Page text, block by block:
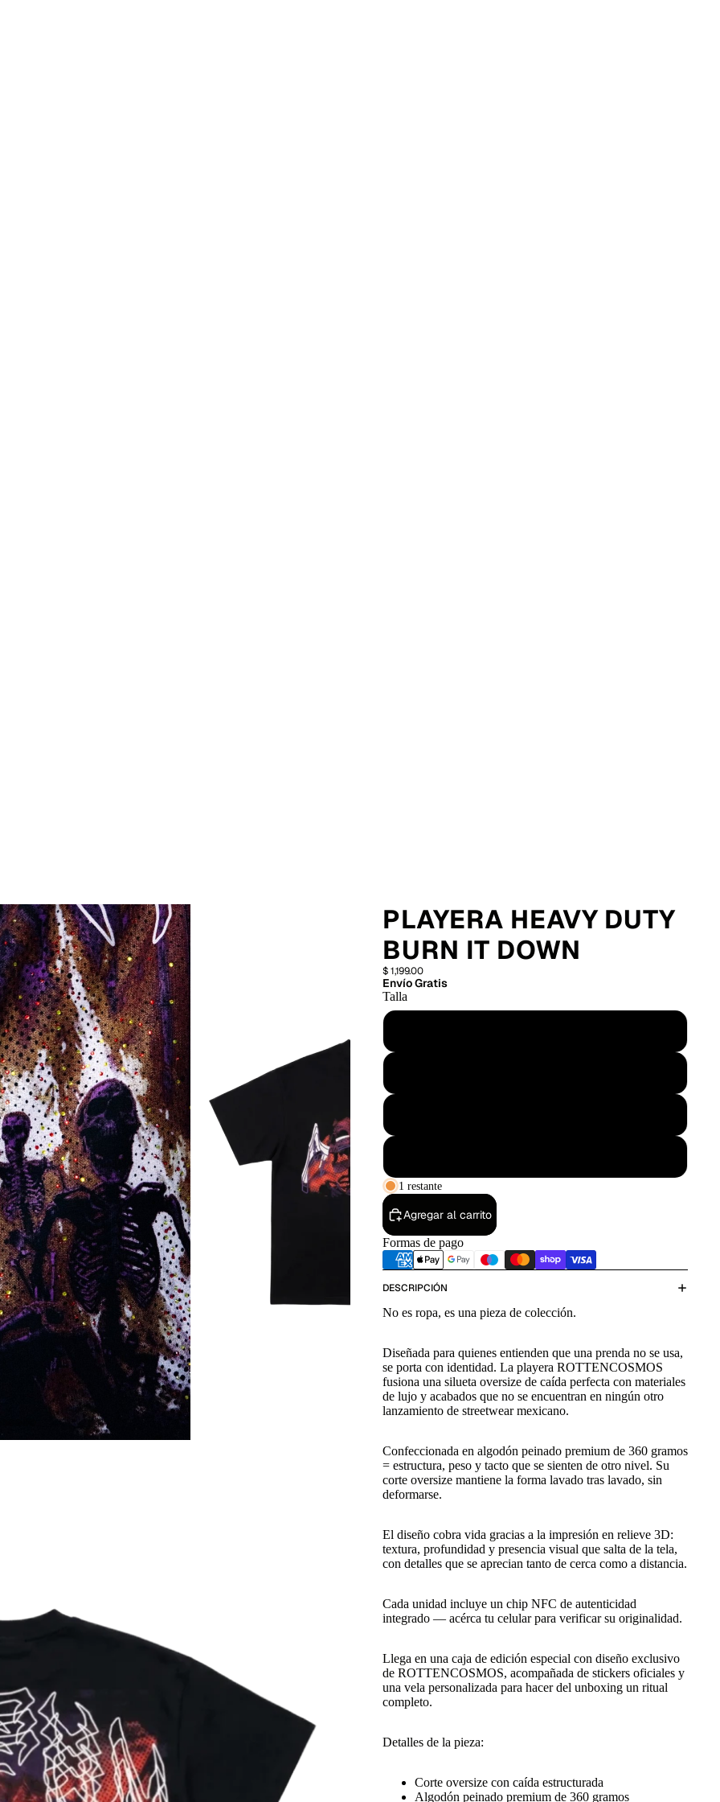
PLAYERA HEAVY DUTY
BURN IT DOWN
$ 1,199.00
Envío Gratis
Talla
1 restante
Agregar al carrito
Formas de pago
DESCRIPCIÓN
No es ropa, es una pieza de colección.
Diseñada para quienes entienden que una prenda no se usa,
se porta con identidad. La playera ROTTENCOSMOS
fusiona una silueta oversize de caída perfecta con materiales
de lujo y acabados que no se encuentran en ningún otro
lanzamiento de streetwear mexicano.
Confeccionada en algodón peinado premium de 360 gramos
= estructura, peso y tacto que se sienten de otro nivel. Su
corte oversize mantiene la forma lavado tras lavado, sin
deformarse.
El diseño cobra vida gracias a la impresión en relieve 3D:
textura, profundidad y presencia visual que salta de la tela,
con detalles que se aprecian tanto de cerca como a distancia.
Cada unidad incluye un chip NFC de autenticidad
integrado — acérca tu celular para verificar su originalidad.
Llega en una caja de edición especial con diseño exclusivo
de ROTTENCOSMOS, acompañada de stickers oficiales y
una vela personalizada para hacer del unboxing un ritual
completo.
Detalles de la pieza:
Corte oversize con caída estructurada
Algodón peinado premium de 360 gramos